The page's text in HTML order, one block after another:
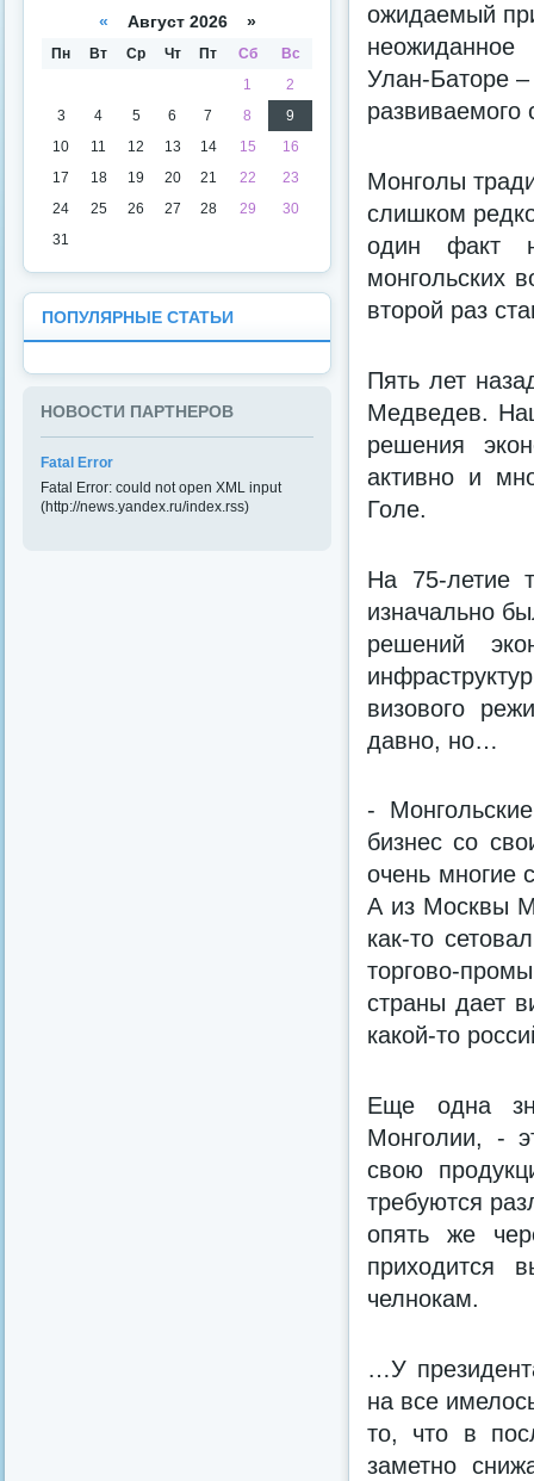
ожидаемый
неожиданное
Улан-Баторе
развиваемого
Монголы
слишком
один факт
монгольских
второй раз
Пять лет
Медведев.
решения
активно и
Голе.
На 75-летие
изначально
решений
визового
давно, но…
-
бизнес со
очень многие
А из Москвы
как-то
торгово-
страны дает
какой-то
Еще одна
Монголии, -
свою
требуются
опять же
приходится
челнокам.
…У
на все
то, что в
заметно
« Август 2026 »
Пн Вт Ср Чт Пт Сб
Вс
1
2
3
4 5 6 7 8
9
10
11 12 13 14 15
16
17
18 19 20 21 22
23
24
25 26 27 28 29
30
31
ПОПУЛЯРНЫЕ СТАТЬИ
НОВОСТИ ПАРТНЕРОВ
Fatal Error
Fatal Error: could not open XML input
(http://news.yandex.ru/index.rss)